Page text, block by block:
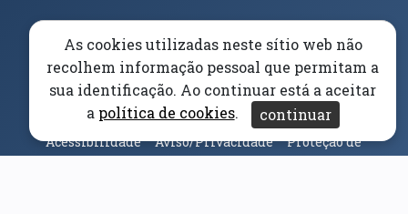
Elogios, Sugestões e Reclamações Livro Amarelo
Canal Denúncia(abre em nova janela)
Acessibilidade Aviso/Privacidade
Proteção de
Dados
As cookies utilizadas neste sítio web não
recolhem informação pessoal que permitam a
sua identificação. Ao continuar está a aceitar
a política de cookies. continuar